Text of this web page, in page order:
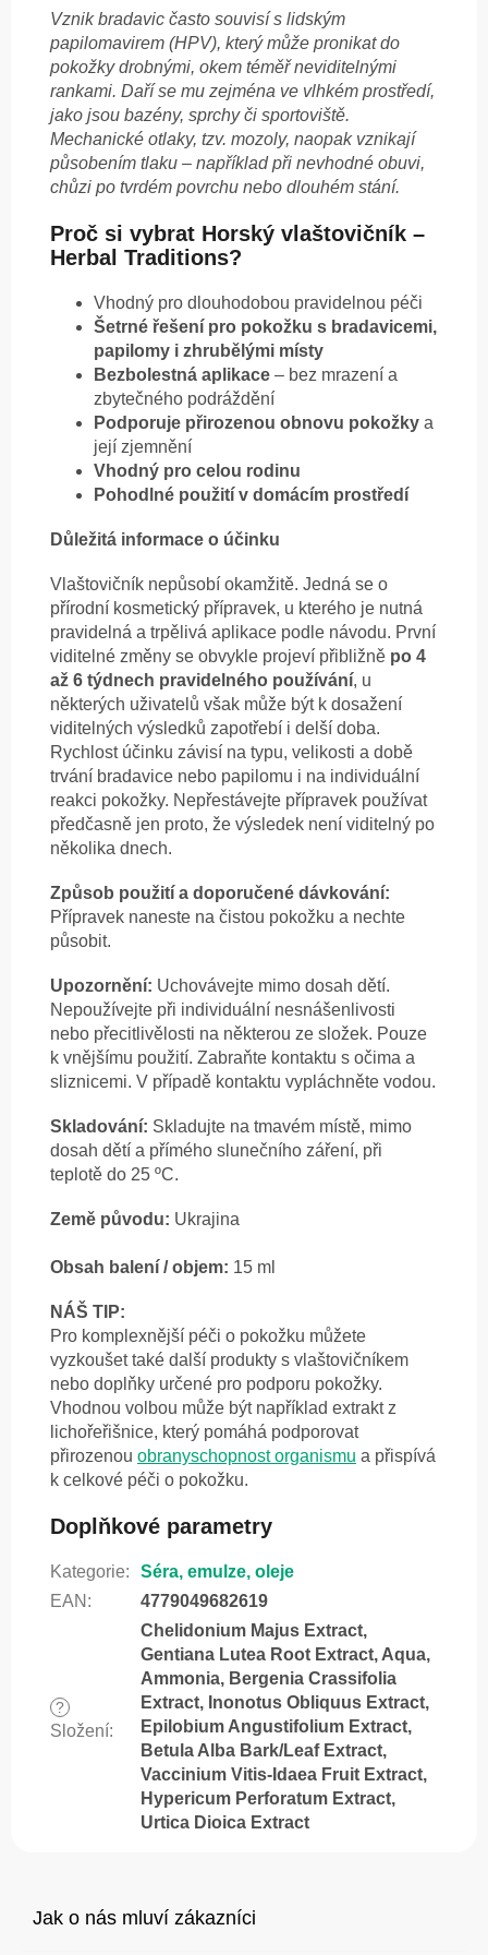
Vznik bradavic často souvisí s lidským
papilomavirem (HPV), který může pronikat do
pokožky drobnými, okem téměř neviditelnými
rankami. Daří se mu zejména ve vlhkém prostředí,
jako jsou bazény, sprchy či sportoviště.
Mechanické otlaky, tzv. mozoly, naopak vznikají
působením tlaku – například při nevhodné obuvi,
chůzi po tvrdém povrchu nebo dlouhém stání.
Proč si vybrat Horský vlaštovičník –
Herbal Traditions?
Vhodný pro dlouhodobou pravidelnou péči
Šetrné řešení pro pokožku s bradavicemi,
papilomy i zhrubělými místy
Bezbolestná aplikace – bez mrazení a
zbytečného podráždění
Podporuje přirozenou obnovu pokožky a
její zjemnění
Vhodný pro celou rodinu
Pohodlné použití v domácím prostředí
Důležitá informace o účinku
Vlaštovičník nepůsobí okamžitě. Jedná se o
přírodní kosmetický přípravek, u kterého je nutná
pravidelná a trpělivá aplikace podle návodu. První
viditelné změny se obvykle projeví přibližně po 4
až 6 týdnech pravidelného používání, u
některých uživatelů však může být k dosažení
viditelných výsledků zapotřebí i delší doba.
Rychlost účinku závisí na typu, velikosti a době
trvání bradavice nebo papilomu i na individuální
reakci pokožky. Nepřestávejte přípravek používat
předčasně jen proto, že výsledek není viditelný po
několika dnech.
Způsob použití a doporučené dávkování:
Přípravek naneste na čistou pokožku a nechte
působit.
Upozornění: Uchovávejte mimo dosah dětí.
Nepoužívejte při individuální nesnášenlivosti
nebo přecitlivělosti na některou ze složek. Pouze
k vnějšímu použití. Zabraňte kontaktu s očima a
sliznicemi. V případě kontaktu vypláchněte vodou.
Skladování: Skladujte na tmavém místě, mimo
dosah dětí a přímého slunečního záření, při
teplotě do 25 ºC.
Země původu: Ukrajina
Obsah balení / objem: 15 ml
NÁŠ TIP:
Pro komplexnější péči o pokožku můžete
vyzkoušet také další produkty s vlaštovičníkem
nebo doplňky určené pro podporu pokožky.
Vhodnou volbou může být například extrakt z
lichořeřišnice, který pomáhá podporovat
přirozenou obranyschopnost organismu a přispívá
k celkové péči o pokožku.
Doplňkové parametry
Kategorie:
Séra, emulze, oleje
EAN : 4779049682619
?
Složení:
Chelidonium Majus Extract,
Gentiana Lutea Root Extract, Aqua,
Ammonia, Bergenia Crassifolia
Extract, Inonotus Obliquus Extract,
Epilobium Angustifolium Extract,
Betula Alba Bark/Leaf Extract,
Vaccinium Vitis-Idaea Fruit Extract,
Hypericum Perforatum Extract,
Urtica Dioica Extract